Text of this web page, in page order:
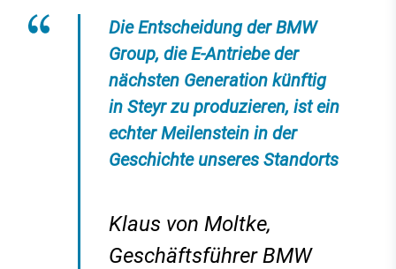
Die Entscheidung der BMW
Group, die E-Antriebe der
nächsten Generation künftig
in Steyr zu produzieren, ist ein
echter Meilenstein in der
Geschichte unseres Standorts
Klaus von Moltke,
Geschäftsführer BMW